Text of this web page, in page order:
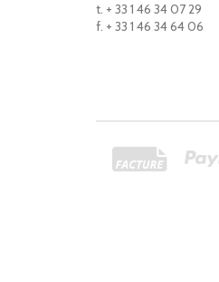
t. + 33 1 46 34 07 29
f. + 33 1 46 34 64 06